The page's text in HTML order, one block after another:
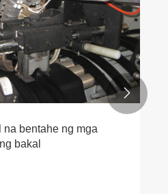
bentahe ng mga
bakal
